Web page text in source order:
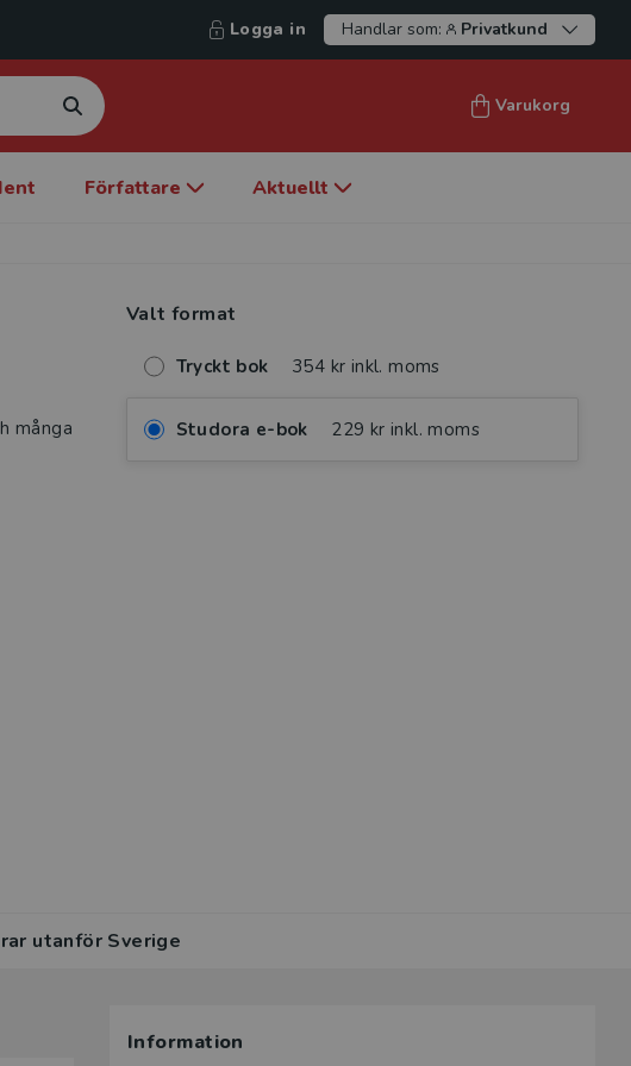
Logga in Handlar som: Privatkund
Varukorg
Författare Aktuellt
många
Valt format
Tryckt bok 354 kr inkl. moms
Studora e-bok 229 kr inkl. moms
utanför Sverige
Information